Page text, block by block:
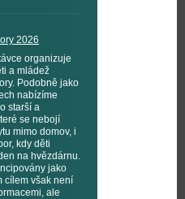
2026
organizuje
a mládež
Podobně jako
nabízíme
starší a
se nebojí
mimo domov, i
kdy děti
na hvězdárnu.
jako
cílem však není
ale